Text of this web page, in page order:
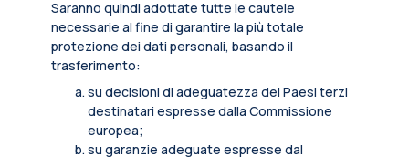
Saranno quindi adottate tutte le cautele
necessarie al fine di garantire la più totale
protezione dei dati personali, basando il
trasferimento:
su decisioni di adeguatezza dei Paesi terzi
destinatari espresse dalla Commissione
europea;
su garanzie adeguate espresse dal